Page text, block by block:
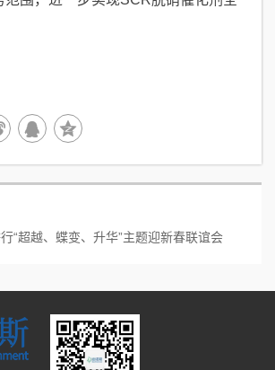
“超越、蝶变、升华”主题迎新春联谊会